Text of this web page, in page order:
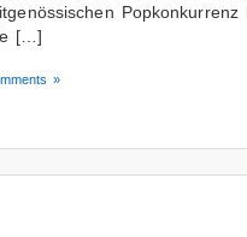
Popkonkurrenz
[…]
»